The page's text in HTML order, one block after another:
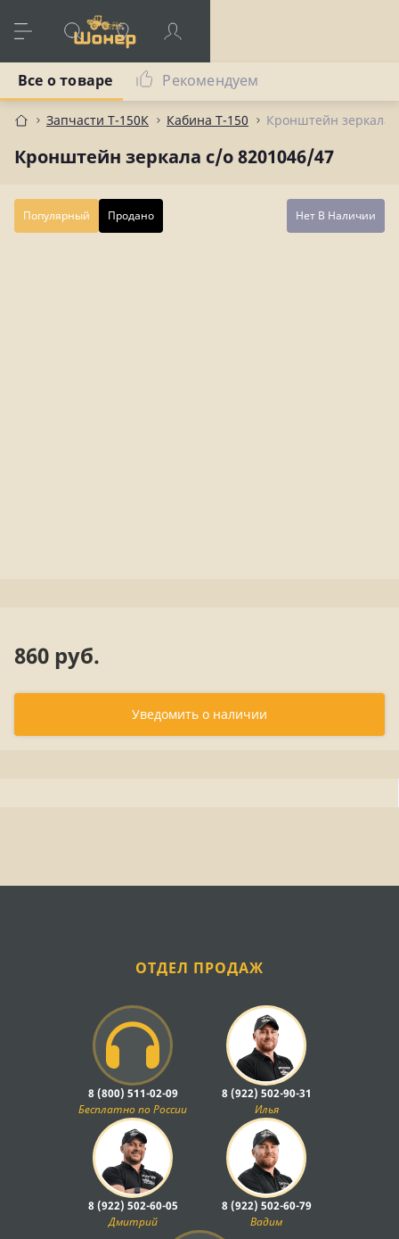
Запчасти Т-150К Кабина Т-150 Кронштейн зеркала
Кронштейн зеркала с/о 8201046/47
Все о товаре Рекомендуем
Популярный Продано Нет В Наличии
860 руб.
Уведомить о наличии
ОТДЕЛ ПРОДАЖ
8 (800) 511-02-09
Бесплатно по России
8 (922) 502-90-31
Илья
8 (922) 502-60-05
Дмитрий
8 (922) 502-60-79
Вадим